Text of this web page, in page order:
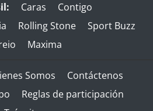
Caras
Contigo
Rolling Stone
Sport Buzz
Maxima
Somos
Contáctenos
Reglas de participación